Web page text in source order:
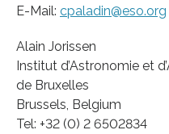
E-Mail: cpaladin@eso.org
Alain Jorissen
Institut d’Astronomie et
de Bruxelles
Brussels, Belgium
Tel: +32 (0) 2 6502834